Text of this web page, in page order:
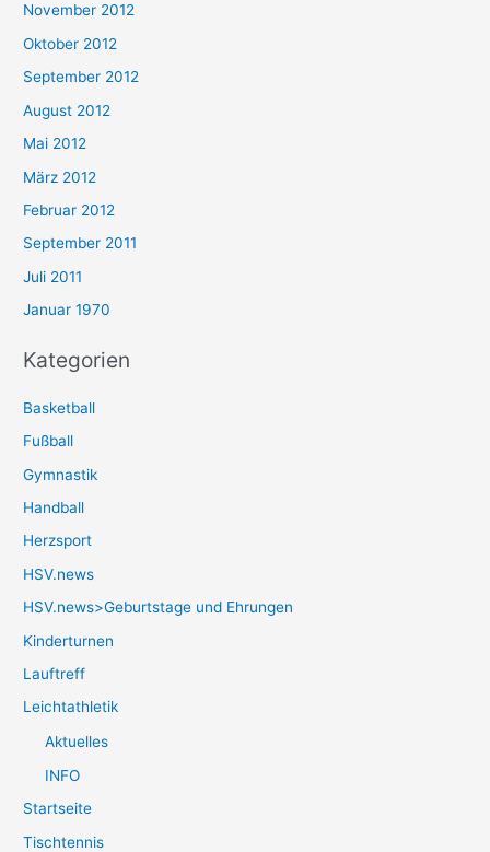
November 2012
Oktober 2012
September 2012
August 2012
Mai 2012
März 2012
Februar 2012
September 2011
Juli 2011
Januar 1970
Kategorien
Basketball
Fußball
Gymnastik
Handball
Herzsport
HSV.news
HSV.news>Geburtstage und Ehrungen
Kinderturnen
Lauftreff
Leichtathletik
Aktuelles
INFO
Startseite
Tischtennis